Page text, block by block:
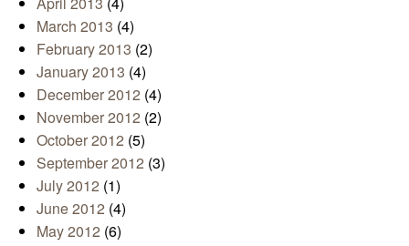
March 2013 (4)
February 2013 (2)
January 2013 (4)
December 2012 (4)
November 2012 (2)
October 2012 (5)
September 2012 (3)
July 2012 (1)
June 2012 (4)
May 2012 (6)